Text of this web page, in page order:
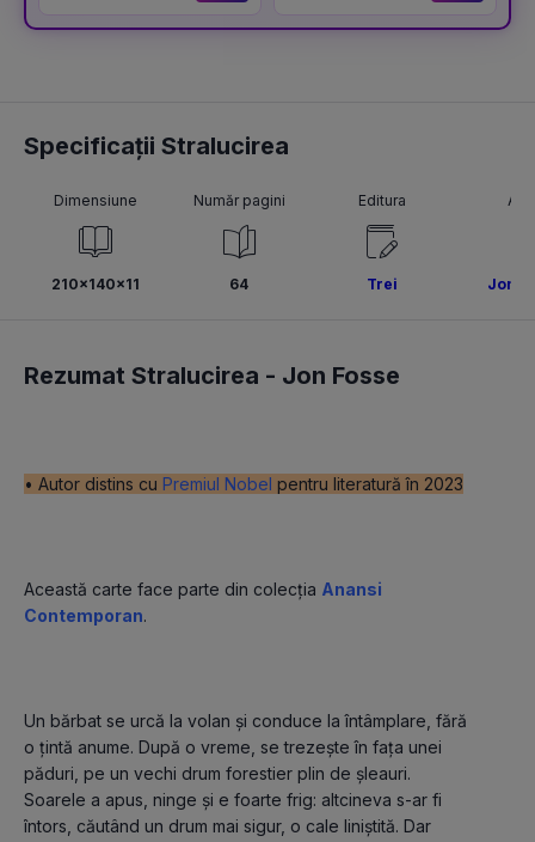
Specificații Stralucirea
Dimensiune
210x140x11
Număr pagini
64
Editura
Trei Jon
Rezumat Stralucirea - Jon Fosse
• Autor distins cu Premiul Nobel pentru literatură în 2023
Această carte face parte din colecția Anansi
Contemporan.
Un bărbat se urcă la volan și conduce la întâmplare, fără
o țintă anume. După o vreme, se trezește în fața unei
păduri, pe un vechi drum forestier plin de șleauri.
Soarele a apus, ninge și e foarte frig: altcineva s-ar fi
întors, căutând un drum mai sigur, o cale liniștită. Dar